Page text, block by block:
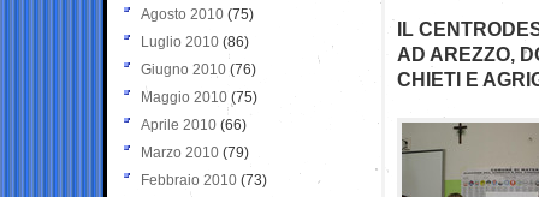
IL
AD AREZZO,
CHIETI E
Agosto 2010 (75)
Luglio 2010 (86)
Giugno 2010 (76)
Maggio 2010 (75)
Aprile 2010 (66)
Marzo 2010 (79)
Febbraio 2010 (73)